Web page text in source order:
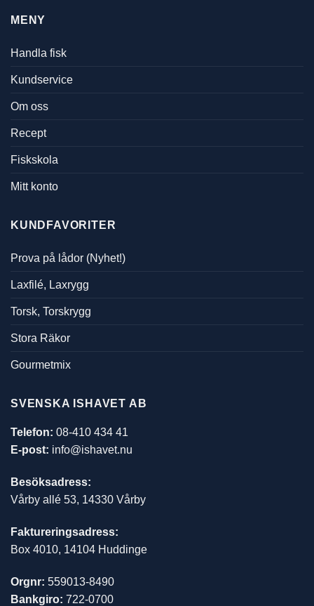
MENY
Handla fisk
Kundservice
Om oss
Recept
Fiskskola
Mitt konto
KUNDFAVORITER
Prova på lådor (Nyhet!)
Laxfilé, Laxrygg
Torsk, Torskrygg
Stora Räkor
Gourmetmix
SVENSKA ISHAVET AB
Telefon: 08-410 434 41
E-post: info@ishavet.nu
Besöksadress:
Vårby allé 53, 14330 Vårby
Faktureringsadress:
Box 4010, 14104 Huddinge
Orgnr: 559013-8490
Bankgiro: 722-0700